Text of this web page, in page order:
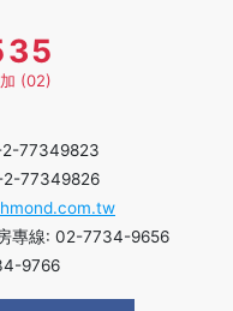
(02)
2-77349823
2-77349826
專線: 02-7734-9656
9766